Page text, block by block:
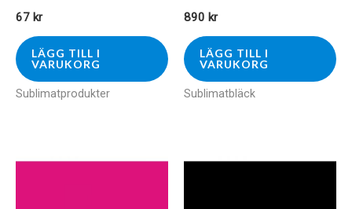
67 kr
LÄGG TILL I
VARUKORG
Sublimatprodukter
890 kr
LÄGG TILL I
VARUKORG
Sublimatbläck